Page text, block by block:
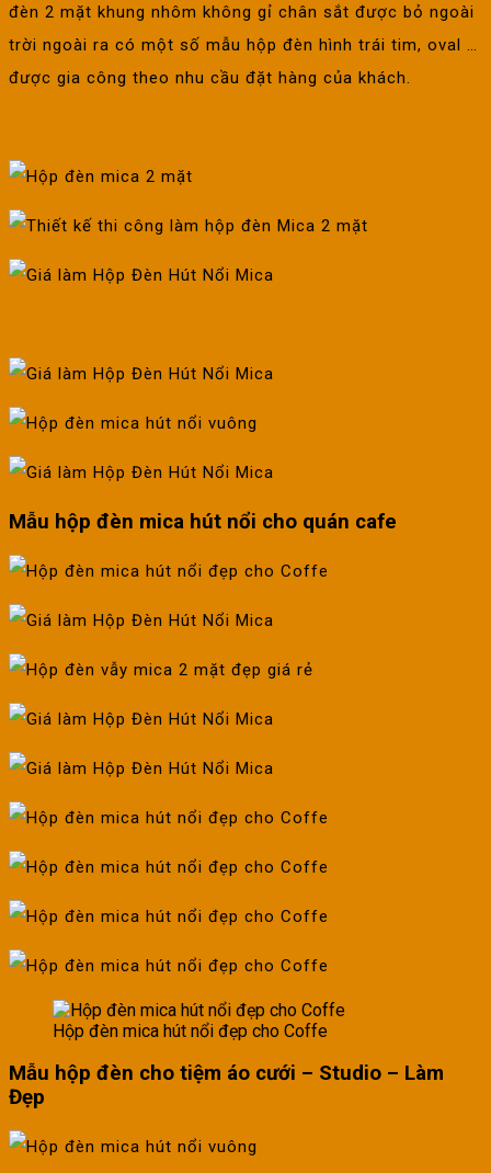
đèn 2 mặt khung nhôm không gỉ chân sắt được bỏ ngoài
trời ngoài ra có một số mẫu hộp đèn hình trái tim, oval …
được gia công theo nhu cầu đặt hàng của khách.
Mẫu hộp đèn mica hút nổi cho quán cafe
Hộp đèn mica hút nổi đẹp cho Coffe
Mẫu hộp đèn cho tiệm áo cưới – Studio – Làm
Đẹp